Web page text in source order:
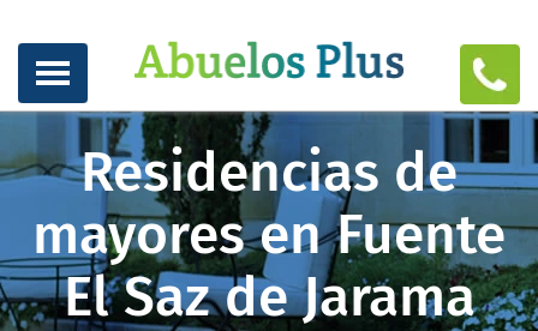
Residencias de
mayores en Fuente
El Saz de Jarama